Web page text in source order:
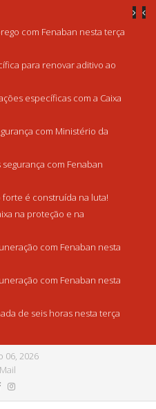
com Fenaban nesta terça
para renovar aditivo ao
específicas com a Caixa
com Ministério da
com Fenaban
forte é construída na luta!
na proteção e na
com Fenaban nesta
com Fenaban nesta
de seis horas nesta terça
06, 2026